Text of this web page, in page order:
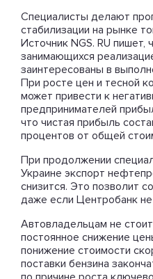
Специалисты делают
стабилизации на рынке
Источник NGS. RU пишет,
занимающихся
заинтересованы в
При росте цен и тесной
может привести к
предпринимателей
что чистая прибыль
процентов от общей
При продолжении
Украине экспорт
снизится. Это позволит
даже если Центробанк
Автовладельцам не
постоянное снижение
понижение стоимости
поставки бензина